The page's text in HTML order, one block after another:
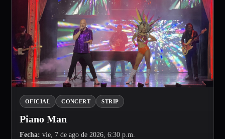
OFICIAL CONCERT STRIP
Piano Man
Fecha: vie, 7 de ago de 2026, 6:30 p.m.